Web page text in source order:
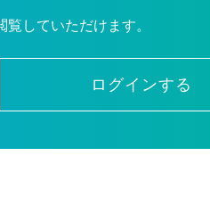
していただけます。
ログインする